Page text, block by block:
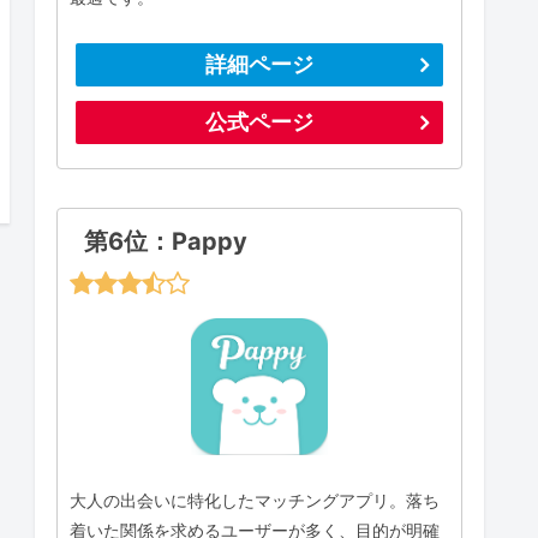
詳細ページ
公式ページ
第6位：Pappy
大人の出会いに特化したマッチングアプリ。落ち
着いた関係を求めるユーザーが多く、目的が明確